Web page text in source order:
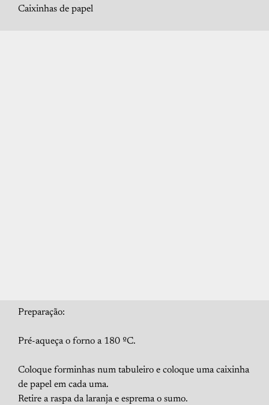
Caixinhas de papel
Preparação:
Pré-aqueça o forno a 180 ºC.
Coloque forminhas num tabuleiro e coloque uma caixinha
de papel em cada uma.
Retire a raspa da laranja e esprema o sumo.